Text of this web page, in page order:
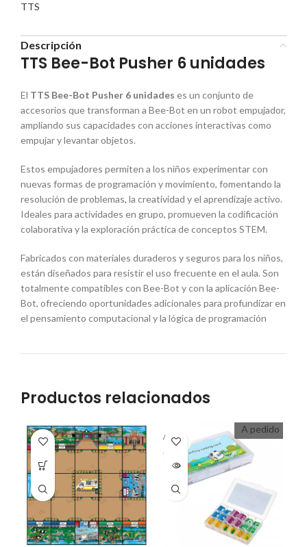
TTS
Descripción
TTS Bee-Bot Pusher 6 unidades
El TTS Bee-Bot Pusher 6 unidades es un conjunto de
accesorios que transforman a Bee-Bot en un robot empujador,
ampliando sus capacidades con acciones interactivas como
empujar y levantar objetos.
Estos empujadores permiten a los niños experimentar con
nuevas formas de programación y movimiento, fomentando la
resolución de problemas, la creatividad y el aprendizaje activo.
Ideales para actividades en grupo, promueven la codificación
colaborativa y la exploración práctica de conceptos STEM.
Fabricados con materiales duraderos y seguros para los niños,
están diseñados para resistir el uso frecuente en el aula. Son
totalmente compatibles con Bee-Bot y con la aplicación Bee-
Bot, ofreciendo oportunidades adicionales para profundizar en
el pensamiento computacional y la lógica de programación
Productos relacionados
A PEDI
DO
A pedido